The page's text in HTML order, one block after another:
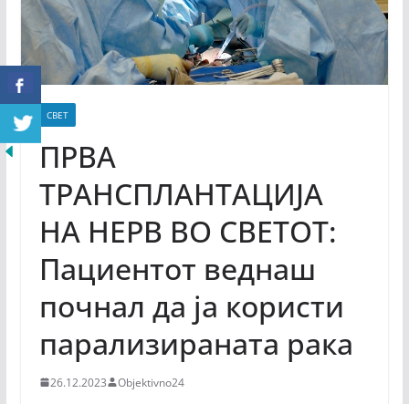
СВЕТ
ПРВА
ТРАНСПЛАНТАЦИЈА
НА НЕРВ ВО СВЕТОТ:
Пациентот веднаш
почнал да ја користи
парализираната рака
26.12.2023 Objektivno24